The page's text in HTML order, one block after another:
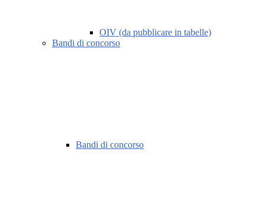
OIV (da pubblicare in tabelle)
Bandi di concorso
Bandi di concorso